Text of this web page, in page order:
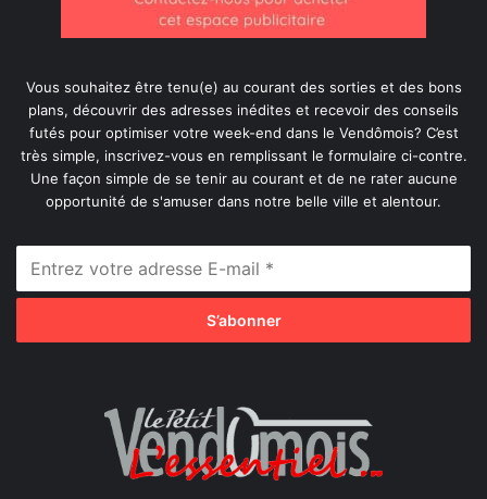
Vous souhaitez être tenu(e) au courant des sorties et des bons
plans, découvrir des adresses inédites et recevoir des conseils
futés pour optimiser votre week-end dans le Vendômois? C’est
très simple, inscrivez-vous en remplissant le formulaire ci-contre.
Une façon simple de se tenir au courant et de ne rater aucune
opportunité de s'amuser dans notre belle ville et alentour.